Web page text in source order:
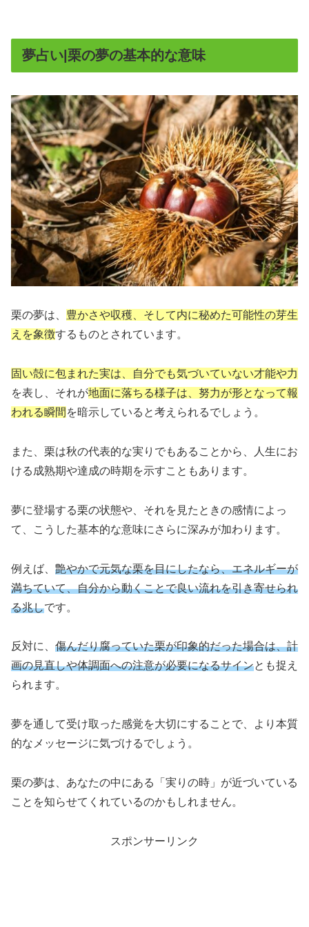
夢占い|栗の夢の基本的な意味
栗の夢は、 豊かさや収穫、そして内に秘めた可能性の芽生
えを象徴するものとされています。
固い殻に包まれた実は、自分でも気づいていない才能や力
を表し、それが地面に落ちる様子は、努力が形となって報
われる瞬間 を暗示していると考えられるでしょう。
また、栗は秋の代表的な実りでもあることから、人生にお
ける成熟期や達成の時期を示すこともあります。
夢に登場する栗の状態や、それを見たときの感情によっ
て、こうした基本的な意味にさらに深みが加わります。
例えば、 艶やかで元気な栗を目にしたなら、エネルギーが
満ちていて、自分から動くことで良い流れを引き寄せられ
る兆しです。
反対に、 傷んだり腐っていた栗が印象的だった場合は、計
画の見直しや体調面への注意が必要になるサインとも捉え
られます。
夢を通して受け取った感覚を大切にすることで、より本質
的なメッセージに気づけるでしょう。
栗の夢は、あなたの中にある「実りの時」が近づいている
ことを知らせてくれているのかもしれません。
スポンサーリンク